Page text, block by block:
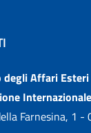
Affari Esteri
Internazionale
Farnesina, 1 -